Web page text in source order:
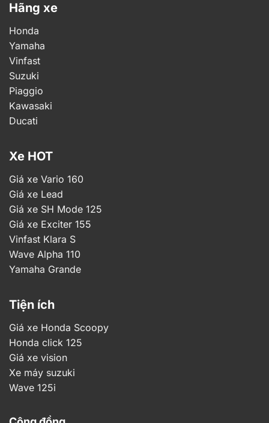
Hãng xe
Honda
Yamaha
Vinfast
Suzuki
Piaggio
Kawasaki
Ducati
Xe HOT
Giá xe Vario 160
Giá xe Lead
Giá xe SH Mode 125
Giá xe Exciter 155
Vinfast Klara S
Wave Alpha 110
Yamaha Grande
Tiện ích
Giá xe Honda Scoopy
Honda click 125
Giá xe vision
Xe máy suzuki
Wave 125i